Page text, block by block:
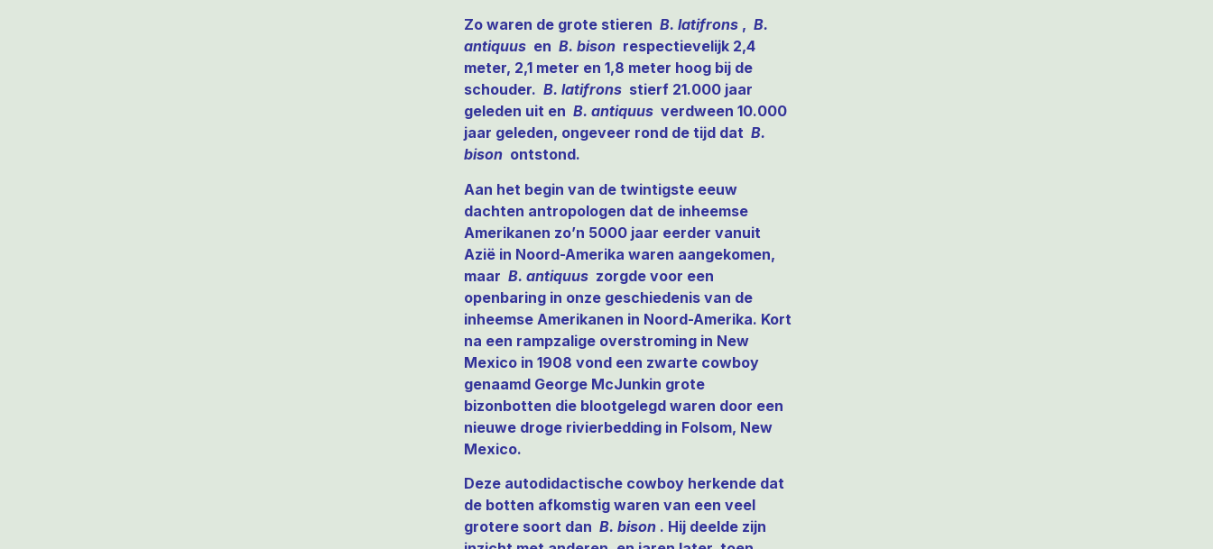
Zo waren de grote stieren B. latifrons, B.
antiquusen B. bisonrespectievelijk 2,4
meter, 2,1 meter en 1,8 meter hoog bij de
schouder. B. latifronsstierf 21.000 jaar
geleden uit en B. antiquusverdween 10.000
jaar geleden, ongeveer rond de tijd dat B.
bisonontstond.
Aan het begin van de twintigste eeuw
dachten antropologen dat de inheemse
Amerikanen zo’n 5000 jaar eerder vanuit
Azië in Noord-Amerika waren aangekomen,
maar B. antiquuszorgde voor een
openbaring in onze geschiedenis van de
inheemse Amerikanen in Noord-Amerika. Kort
na een rampzalige overstroming in New
Mexico in 1908 vond een zwarte cowboy
genaamd George McJunkin grote
bizonbotten die blootgelegd waren door een
nieuwe droge rivierbedding in Folsom, New
Mexico.
Deze autodidactische cowboy herkende dat
de botten afkomstig waren van een veel
grotere soort dan B. bison. Hij deelde zijn